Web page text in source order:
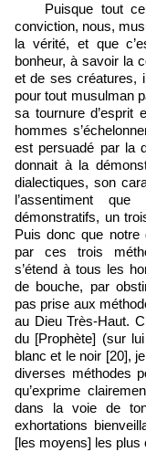
Puisque tout
conviction, nous,
la vérité, et que
bonheur, à savoir la
et de ses créatures,
pour tout musulman
sa tournure d’esprit
hommes
est persuadé par la
donnait à la
dialectiques, son
l’assentiment
démonstratifs, un
Puis donc que notre
par ces trois
s’étend à tous les
de bouche, par
pas prise aux
au Dieu Très-Haut.
du [Prophète] (sur
blanc et le noir [20],
diverses méthodes
qu’exprime
dans la voie de
exhortations
[les moyens] les plus